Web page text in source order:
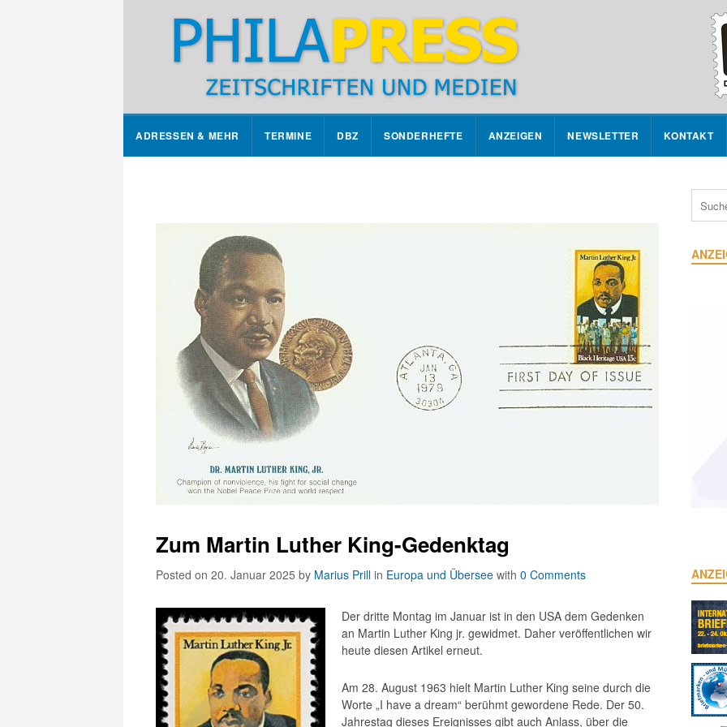
ADRESSEN & MEHR TERMINE DBZ SONDERHEFTE ANZEIGEN NEWSLETTER KONTAKT
Zum Martin Luther King-Gedenktag
Posted on 20. Januar 2025 by Marius Prill in Europa und Übersee with 0 Comments
Der dritte Montag im Januar ist in den USA dem Gedenken
an Martin Luther King jr. gewidmet. Daher veröffentlichen wir
heute diesen Artikel erneut.
Am 28. August 1963 hielt Martin Luther King seine durch die
Worte „I have a dream“ berühmt gewordene Rede. Der 50.
Jahrestag dieses Ereignisses gibt auch Anlass, über die